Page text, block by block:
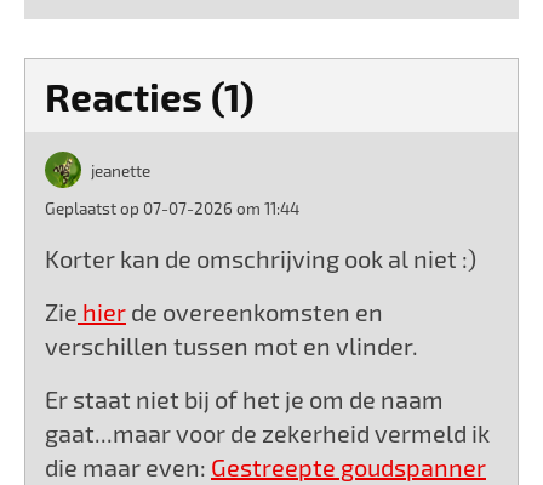
Reacties (1)
jeanette
Geplaatst op 07-07-2026 om 11:44
Korter kan de omschrijving ook al niet :)
Zie hier de overeenkomsten en
verschillen tussen mot en vlinder.
Er staat niet bij of het je om de naam
gaat...maar voor de zekerheid vermeld ik
die maar even: Gestreepte goudspanner